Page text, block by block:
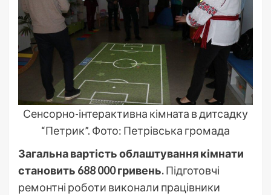
Сенсорно-інтерактивна кімната в дитсадку
“Петрик”. Фото: Петрівська громада
Загальна вартість облаштування кімнати
становить 688 000 гривень.Підготовчі
ремонтні роботи виконали працівники